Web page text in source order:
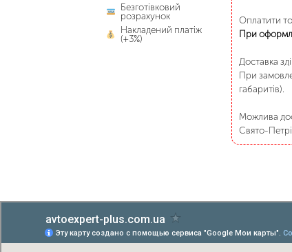
Безготівковий
розрахунок
Накладений платіж
(+3%)
Оплатити
При
Доставка
При
габаритів).
Можлива
Свято-